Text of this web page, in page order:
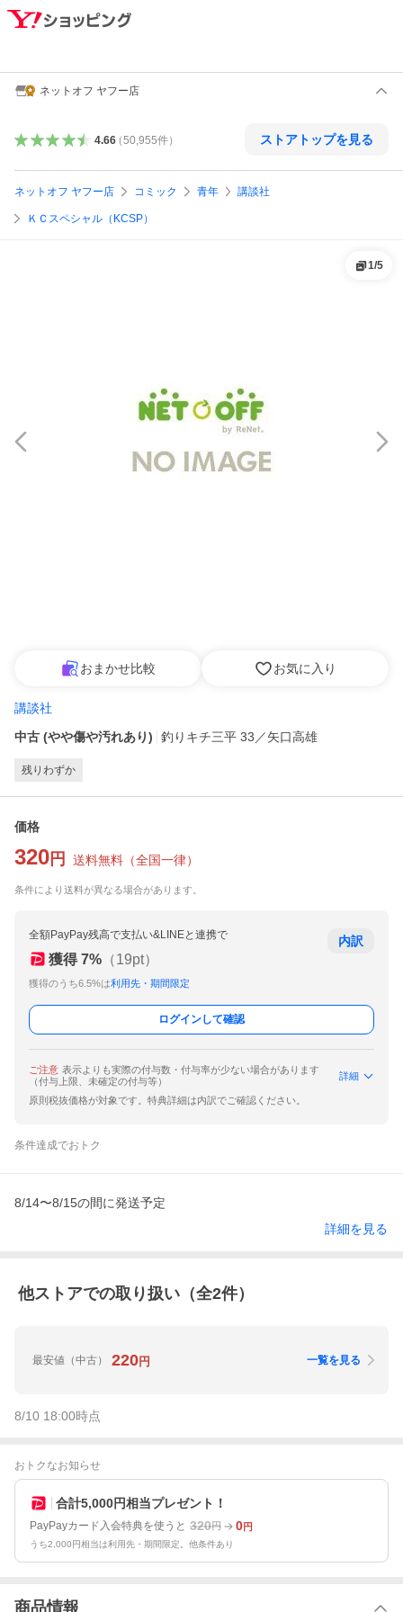
ネットオフ ヤフー店
4.66（50,955件） ストアトップを見る
ネットオフ ヤフー店 コミック 青年 講談社
ＫＣスペシャル（KCSP）
1/5
おまかせ比較 お気に入り
講談社
中古 (やや傷や汚れあり)
釣りキチ三平 33／矢口高雄
残りわずか
価格
320 円 送料無料 （全国一律）
条件により送料が異なる場合があります。
全額PayPay残高で支払い&LINEと連携で
獲得 7% （19pt）
獲得のうち6.5%は利用先・期間限定
内訳
ログインして確認
ご注意 表示よりも実際の付与数・付与率が少ない場合があります
（付与上限、未確定の付与等）
詳細
原則税抜価格が対象です。特典詳細は内訳でご確認ください。
条件達成でおトク
8/14〜8/15の間に発送予定
詳細を見る
他ストアでの取り扱い（全2件）
最安値 （中古） 220円 一覧を見る
8/10 18:00時点
おトクなお知らせ
合計5,000円相当プレゼント！
PayPayカード入会特典を使うと 320円 0円
うち2,000円相当は利用先・期間限定。他条件あり
商品情報